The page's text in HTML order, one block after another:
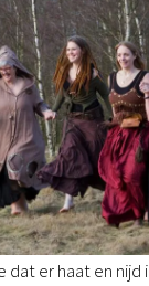
dat er haat en nijd